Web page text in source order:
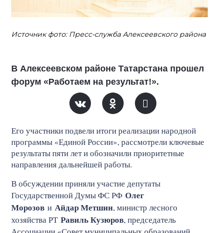
Источник фото: Пресс-служба Алексеевского района
В Алексеевском районе Татарстана прошел
форум «Работаем на результат!».
Его участники подвели итоги реализации народной
программы «Единой России», рассмотрели ключевые
результаты пяти лет и обозначили приоритетные
направления дальнейшей работы.
В обсуждении приняли участие депутаты
Государственной Думы ФС РФ Олег
Морозов и Айдар Метшин, министр лесного
хозяйства РТ Равиль Кузюров, председатель